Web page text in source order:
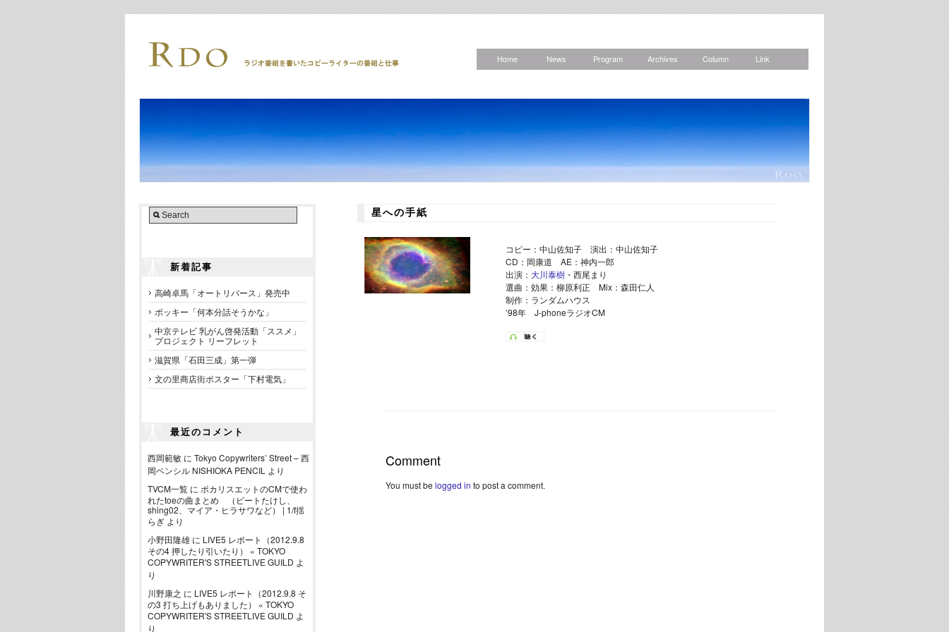
Home News Program Archives Column Link
新着記事
高崎卓馬「オートリバース」発売中
ポッキー「何本分話そうかな」
中京テレビ 乳がん啓発活動「ススメ」
プロジェクト リーフレット
滋賀県「石田三成」第一弾
文の里商店街ポスター「下村電気」
最近のコメント
西岡範敏 に Tokyo Copywriters’ Street – 西
岡ペンシル NISHIOKA PENCIL より
TVCM一覧 に ポカリスエットのCMで使わ
れたtoeの曲まとめ （ビートたけし、
shing02、マイア・ヒラサワなど） | 1/f揺
らぎ より
小野田隆雄 に LIVE5 レポート（2012.9.8
その4 押したり引いたり） « TOKYO
COPYWRITER'S STREETLIVE GUILD よ
り
川野康之 に LIVE5 レポート（2012.9.8 そ
の3 打ち上げもありました） « TOKYO
COPYWRITER'S STREETLIVE GUILD よ
り
星への手紙
コピー：中山佐知子 演出：中山佐知子
CD：岡康道 AE：神内一郎
出演： 大川泰樹・西尾まり
選曲：効果：柳原利正 Mix：森田仁人
制作：ランダムハウス
’98年 J-phoneラジオCM
Comment
You must be logged in to post a comment.